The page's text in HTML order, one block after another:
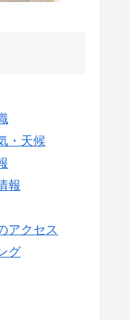
・天候
報
アクセス
グ